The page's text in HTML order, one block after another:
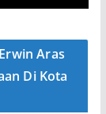
Aras
Di Kota